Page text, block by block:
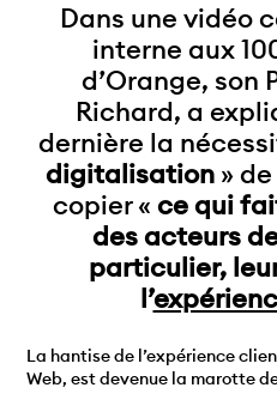
Dans une vidéo
interne aux
d’Orange, son
Richard, a
dernière la
digitalisation »
copier « ce qui
des acteurs
particulier,
l’
La hantise de l’expérience
Web, est devenue la marotte